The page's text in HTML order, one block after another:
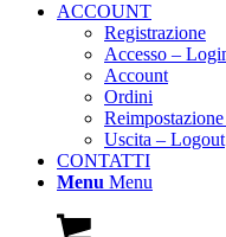
ACCOUNT
Registrazione
Accesso –
Account
Ordini
Uscita – Logout
CONTATTI
Menu Menu